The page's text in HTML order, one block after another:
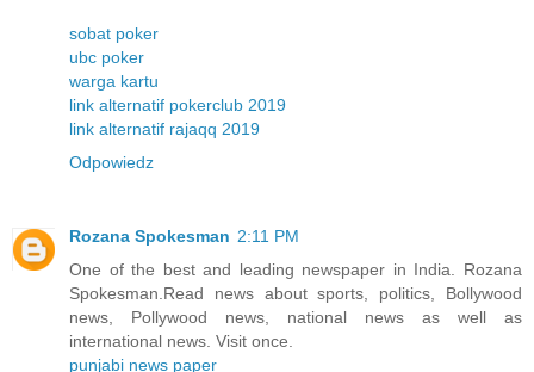
sobat poker
ubc poker
warga kartu
link alternatif pokerclub 2019
link alternatif rajaqq 2019
Odpowiedz
Rozana Spokesman 2:11 PM
One of the best and leading newspaper in India. Rozana
Spokesman.Read news about sports, politics, Bollywood
news, Pollywood news, national news as well as
international news. Visit once.
punjabi news paper